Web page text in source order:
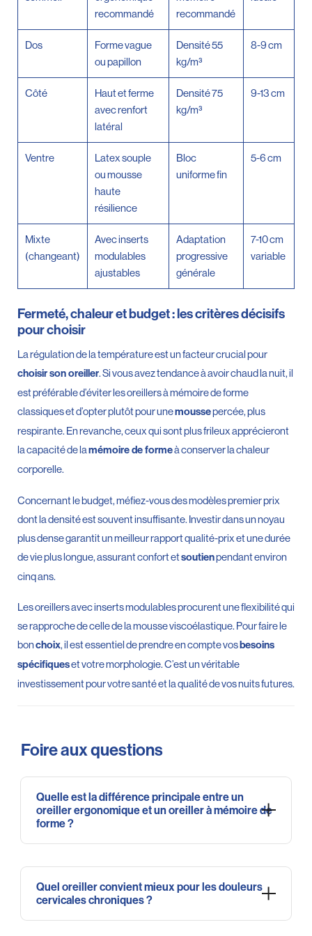
recommandé
recommandé
Dos
Forme vague
ou papillon
Densité 55
kg/m³
8-9 cm
Côté
Haut et ferme
avec renfort
latéral
Densité 75
kg/m³
9-13 cm
Ventre
Latex souple
ou mousse
haute
résilience
Bloc
uniforme fin
5-6 cm
Mixte
(changeant)
Avec inserts
modulables
ajustables
Adaptation
progressive
générale
7-10 cm
variable
Fermeté, chaleur et budget : les critères décisifs
pour choisir
La régulation de la température est un facteur crucial pour
choisir son oreiller. Si vous avez tendance à avoir chaud la nuit, il
est préférable d’éviter les oreillers à mémoire de forme
classiques et d’opter plutôt pour unemoussepercée, plus
respirante. En revanche, ceux qui sont plus frileux apprécieront
la capacité de lamémoire de formeà conserver la chaleur
corporelle.
Concernant le budget, méfiez-vous des modèles premier prix
dont la densité est souvent insuffisante. Investir dans un noyau
plus dense garantit un meilleur rapport qualité-prix et une durée
de vie plus longue, assurant confort etsoutienpendant environ
cinq ans.
Les oreillers avec inserts modulables procurent une flexibilité qui
se rapproche de celle de la mousse viscoélastique. Pour faire le
bonchoix, il est essentiel de prendre en compte vosbesoins
spécifiqueset votre morphologie. C’est un véritable
investissement pour votre santé et la qualité de vos nuits futures.
Foire aux questions
Quelle est la différence principale entre un
oreiller ergonomique et un oreiller à mémoire de
forme ?
La principale différence réside dans la technologie employée
pour garantir votre
confort
nocturne. Un oreiller ergonomique
est conçu pour maintenir votre colonne vertébrale
parfaitement alignée grâce à sa forme étudiée,
Quel oreiller convient mieux pour les douleurs
cervicales chroniques ?